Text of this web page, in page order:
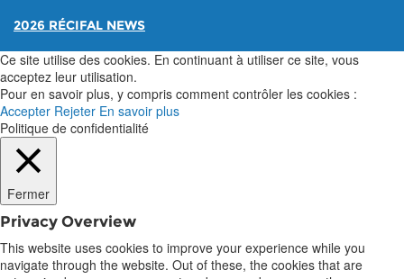
2026 RÉCIFAL NEWS
Ce site utilise des cookies. En continuant à utiliser ce site, vous
acceptez leur utilisation.
Pour en savoir plus, y compris comment contrôler les cookies :
Accepter Rejeter En savoir plus
Politique de confidentialité
Fermer
Privacy Overview
This website uses cookies to improve your experience while you
navigate through the website. Out of these, the cookies that are